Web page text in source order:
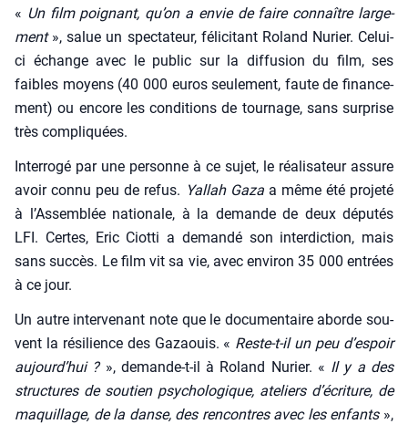
« Un film poi­gnant, qu’on a envie de faire connaître lar­ge­
ment », salue un spec­ta­teur, féli­ci­tant Roland Nurier. Celui-
ci échange avec le public sur la dif­fu­sion du film, ses
faibles moyens (40 000 euros seule­ment, faute de finan­ce­
ment) ou encore les condi­tions de tour­nage, sans sur­prise
très com­pli­quées.
Inter­ro­gé par une per­sonne à ce sujet, le réa­li­sa­teur assure
avoir connu peu de refus. Yal­lah Gazaa même été pro­je­té
à l’Assemblée natio­nale, à la demande de deux dépu­tés
LFI. Certes, Eric Ciot­ti a deman­dé son inter­dic­tion, mais
sans suc­cès. Le film vit sa vie, avec envi­ron 35 000 entrées
à ce jour.
Un autre inter­ve­nant note que le docu­men­taire aborde sou­
vent la rési­lience des Gazaouis. « Reste-t-il un peu d’espoir
aujourd’hui ?», demande-t-il à Roland Nurier. « Il y a des
struc­tures de sou­tien psy­cho­lo­gique, ate­liers d’écriture, de
maquillage, de la danse, des ren­contres avec les enfants »,